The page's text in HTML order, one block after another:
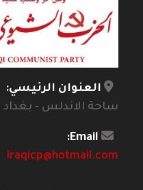
العنوان الرئيسي:
ساحة الاندلس - بغداد
Email:
iraqicp@hotmail.com